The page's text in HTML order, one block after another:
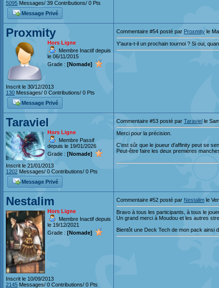
5095 Messages/ 39 Contributions/ 0 Pts
Message Privé
Proxmity
Hors Ligne
Membre Inactif depuis
le 06/11/2015
Grade : [Nomade]
Inscrit le 30/12/2013
130 Messages/ 0 Contributions/ 0 Pts
Message Privé
Commentaire #54 posté par Proxmity le
Y'aura-t-il un prochain tournoi ? Si oui,
Taraviel
Hors Ligne
Membre Passif
depuis le 19/01/2026
Grade : [Nomade]
Inscrit le 21/01/2013
1202 Messages/ 0 Contributions/ 0 Pts
Message Privé
Commentaire #53 posté par Taraviel le
Merci pour la précision.
C'est sûr que le joueur d'affinity peut se
Peut-être faire les deux premières
Nestalim
Hors Ligne
Membre Inactif depuis
le 19/12/2021
Grade : [Nomade]
Inscrit le 10/09/2013
2145 Messages/ 0 Contributions/ 0 Pts
Commentaire #52 posté par Nestalim le
Bravo à tous les participants, à tous le
Un grand merci à Moudou et les autres
Bientôt une Deck Tech de mon pack ainsi